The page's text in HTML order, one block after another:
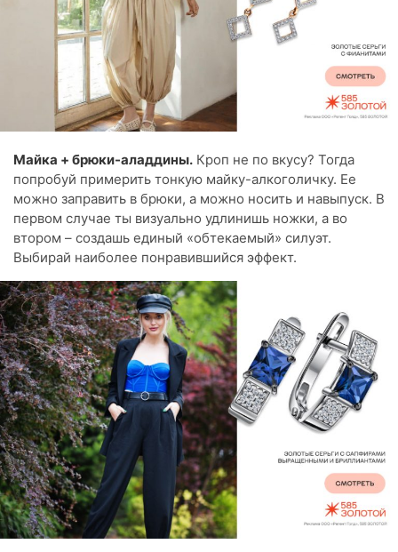
Майка + брюки-аладдины. Кроп не по вкусу? Тогда
попробуй примерить тонкую майку-алкоголичку. Ее
можно заправить в брюки, а можно носить и навыпуск. В
первом случае ты визуально удлинишь ножки, а во
втором – создашь единый «обтекаемый» силуэт.
Выбирай наиболее понравившийся эффект.